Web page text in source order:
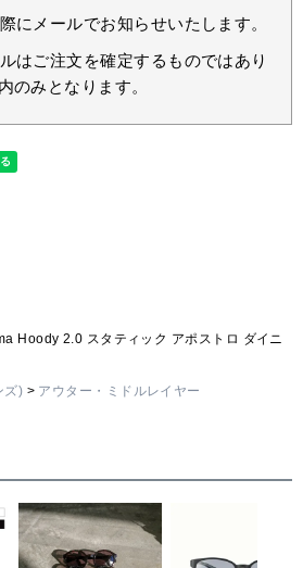
にメールでお知らせいたします。
はご注文を確定するものではあり
のみとなります。
Hoody 2.0 スタティック アポストロ ダイニ
ズ)
アウター・ミドルレイヤー